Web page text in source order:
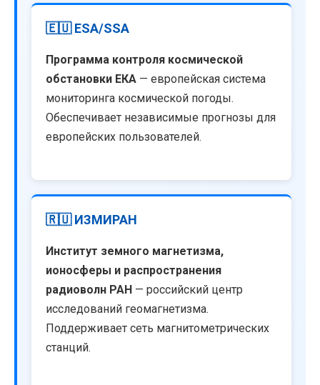
🇪🇺 ESA/SSA
Программа контроля космической
обстановки ЕКА — европейская система
мониторинга космической погоды.
Обеспечивает независимые прогнозы для
европейских пользователей.
🇷🇺 ИЗМИРАН
Институт земного магнетизма,
ионосферы и распространения
радиоволн РАН — российский центр
исследований геомагнетизма.
Поддерживает сеть магнитометрических
станций.